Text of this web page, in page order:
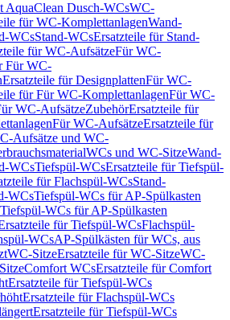
AquaClean Dusch-WCsWC-
für WC-KomplettanlagenWand-
WCsStand-WCsErsatzteile für Stand-
für WC-AufsätzeFür WC-
Für WC-
Ersatzteile für DesignplattenFür WC-
für Für WC-KomplettanlagenFür WC-
WC-AufsätzeZubehörErsatzteile für
Für WC-AufsätzeErsatzteile für
Aufsätze und WC-
WCs und WC-SitzeWand-
WCsTiefspül-WCsErsatzteile für Tiefspül-
für Flachspül-WCsStand-
WCsTiefspül-WCs für AP-Spülkasten
WCs für AP-Spülkasten
für Tiefspül-WCsFlachspül-
WCsAP-Spülkästen für WCs, aus
WC-SitzeErsatzteile für WC-SitzeWC-
Comfort WCsErsatzteile für Comfort
Ersatzteile für Tiefspül-WCs
Ersatzteile für Flachspül-WCs
Ersatzteile für Tiefspül-WCs